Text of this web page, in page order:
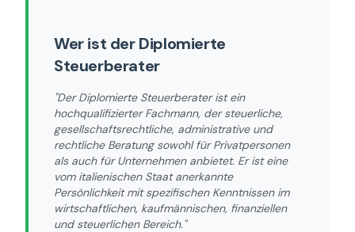
Wer ist der Diplomierte
Steuerberater
"Der Diplomierte Steuerberater ist ein
hochqualifizierter Fachmann, der steuerliche,
gesellschaftsrechtliche, administrative und
rechtliche Beratung sowohl für Privatpersonen
als auch für Unternehmen anbietet. Er ist eine
vom italienischen Staat anerkannte
Persönlichkeit mit spezifischen Kenntnissen im
wirtschaftlichen, kaufmännischen, finanziellen
und steuerlichen Bereich."